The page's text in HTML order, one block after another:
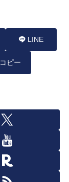
LINE
コピー